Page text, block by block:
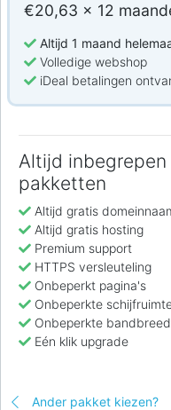
€20,63 x 12
Altijd 1 maand
Volledige webshop
iDeal betalingen
Altijd
pakketten
Altijd gratis
Altijd gratis hosting
Premium support
HTTPS versleuteling
Onbeperkt pagina's
Onbeperkte
Onbeperkte
Eén klik upgrade
Ander pakket kiezen?